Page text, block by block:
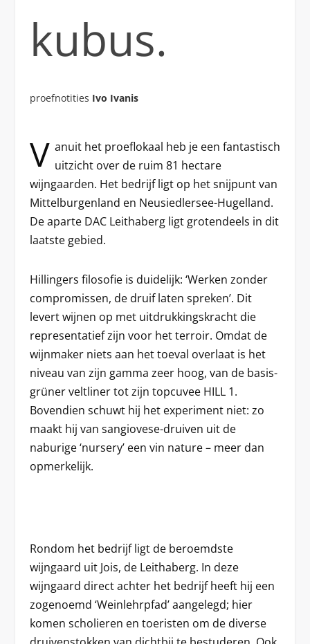
kubus.
proefnotities Ivo Ivanis
V anuit het proeflokaal heb je een fantastisch
uitzicht over de ruim 81 hectare
wijngaarden. Het bedrijf ligt op het snijpunt van
Mittelburgenland en Neusiedlersee-Hugelland.
De aparte DAC Leithaberg ligt grotendeels in dit
laatste gebied.
Hillingers filosofie is duidelijk: ‘Werken zonder
compromissen, de druif laten spreken’. Dit
levert wijnen op met uitdrukkingskracht die
representatief zijn voor het terroir. Omdat de
wijnmaker niets aan het toeval overlaat is het
niveau van zijn gamma zeer hoog, van de basis-
grüner veltliner tot zijn topcuvee HILL 1.
Bovendien schuwt hij het experiment niet: zo
maakt hij van sangiovese-druiven uit de
naburige ‘nursery’ een vin nature – meer dan
opmerkelijk.
Rondom het bedrijf ligt de beroemdste
wijngaard uit Jois, de Leithaberg. In deze
wijngaard direct achter het bedrijf heeft hij een
zogenoemd ‘Weinlehrpfad’ aangelegd; hier
komen scholieren en toeristen om de diverse